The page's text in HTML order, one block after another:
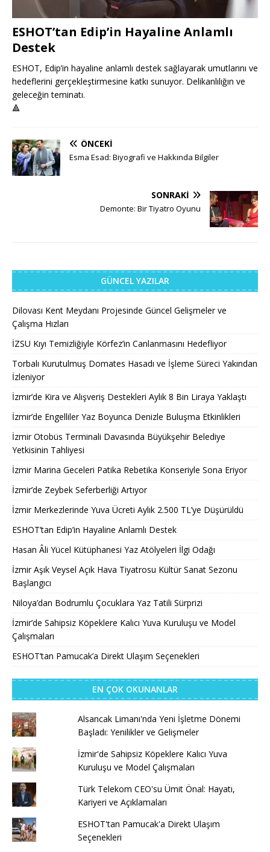
ESHOT’tan Edip’in Hayaline Anlamlı
Destek
ESHOT, Edip’in hayaline anlamlı destek sağlayarak umutlarını ve
hedeflerini gerçekleştirmesine katkı sunuyor. Delikanlılığın ve
geleceğin teminatı.
🔺
ÖNCEKI
Esma Esad: Biyografi ve Hakkında Bilgiler
SONRAKI
Demonte: Bir Tiyatro Oyunu
GÜNCEL YAZILAR
Dilovası Kent Meydanı Projesinde Güncel Gelişmeler ve
Çalışma Hızları
İZSU Kıyı Temizliğiyle Körfez’in Canlanmasını Hedefliyor
Torbalı Kurutulmuş Domates Hasadı ve İşleme Süreci Yakından
İzleniyor
İzmir’de Kira ve Alışveriş Destekleri Aylık 8 Bin Liraya Yaklaştı
İzmir’de Engelliler Yaz Boyunca Denizle Buluşma Etkinlikleri
İzmir Otobüs Terminali Davasında Büyükşehir Belediye
Yetkisinin Tahliyesi
İzmir Marina Geceleri Patika Rebetika Konseriyle Sona Eriyor
İzmir’de Zeybek Seferberliği Artıyor
İzmir Merkezlerinde Yuva Ücreti Aylık 2.500 TL’ye Düşürüldü
ESHOT’tan Edip’in Hayaline Anlamlı Destek
Hasan Âli Yücel Kütüphanesi Yaz Atölyeleri İlgi Odağı
İzmir Aşık Veysel Açık Hava Tiyatrosu Kültür Sanat Sezonu
Başlangıcı
Niloya’dan Bodrumlu Çocuklara Yaz Tatili Sürprizi
İzmir’de Sahipsiz Köpeklere Kalıcı Yuva Kuruluşu ve Model
Çalışmaları
ESHOT’tan Pamucak’a Direkt Ulaşım Seçenekleri
EN ÇOK OKUNANLAR
Alsancak Limanı'nda Yeni İşletme Dönemi
Başladı: Yenilikler ve Gelişmeler
İzmir'de Sahipsiz Köpeklere Kalıcı Yuva
Kuruluşu ve Model Çalışmaları
Türk Telekom CEO'su Ümit Önal: Hayatı,
Kariyeri ve Açıklamaları
ESHOT'tan Pamucak'a Direkt Ulaşım
Seçenekleri